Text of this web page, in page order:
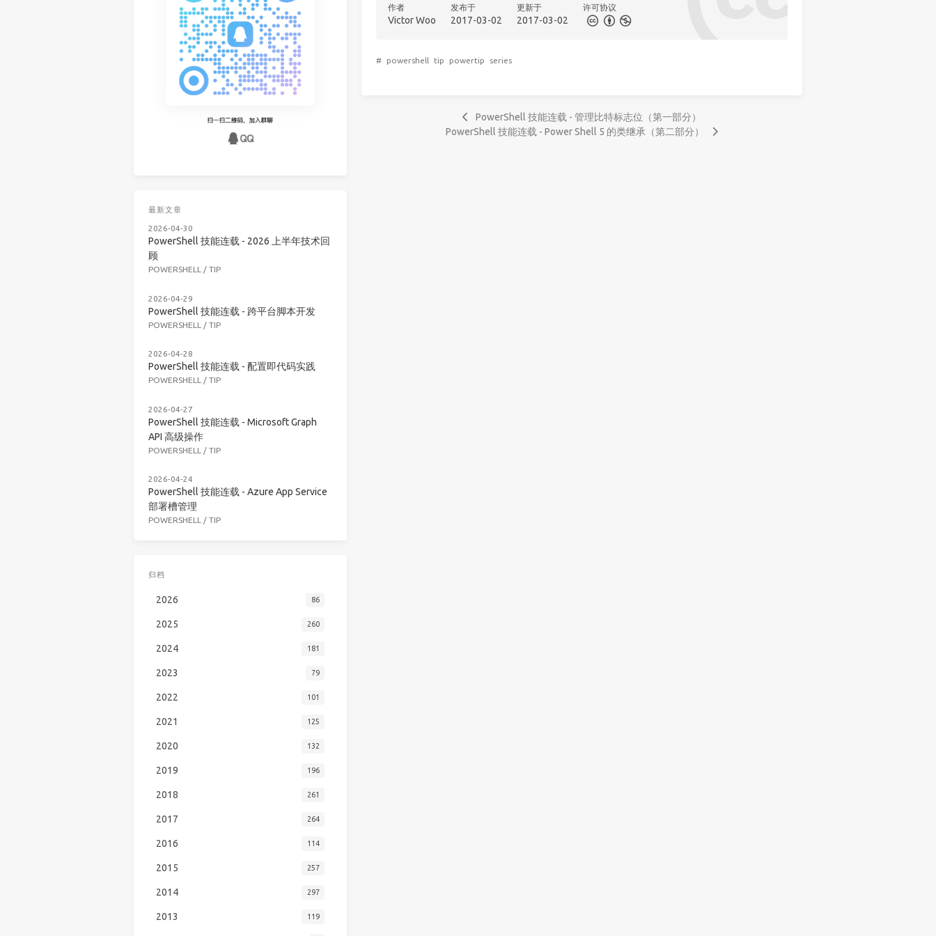
作者
Victor Woo
发布于
2017-03-02
更新于
2017-03-02
许可协议
# powershell tip powertip series
PowerShell 技能连载 - 管理比特标志位（第一部分）
PowerShell 技能连载 - Power Shell 5 的类继承（第二部分）
最新文章
2026-04-30
PowerShell 技能连载 - 2026 上半年技术回
顾
POWERSHELL / TIP
2026-04-29
PowerShell 技能连载 - 跨平台脚本开发
POWERSHELL / TIP
2026-04-28
PowerShell 技能连载 - 配置即代码实践
POWERSHELL / TIP
2026-04-27
PowerShell 技能连载 - Microsoft Graph
API 高级操作
POWERSHELL / TIP
2026-04-24
PowerShell 技能连载 - Azure App Service
部署槽管理
POWERSHELL / TIP
归档
2026 86
2025 260
2024 181
2023 79
2022 101
2021 125
2020 132
2019 196
2018 261
2017 264
2016 114
2015 257
2014 297
2013 119